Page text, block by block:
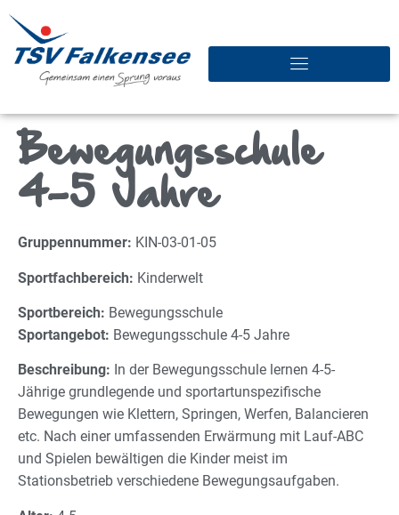
Bewegungsschule
4-5 Jahre
Gruppennummer: KIN-03-01-05
Sportfachbereich: Kinderwelt
Sportbereich: Bewegungsschule
Sportangebot: Bewegungsschule 4-5 Jahre
Beschreibung: In der Bewegungsschule lernen 4-5-
Jährige grundlegende und sportartunspezifische
Bewegungen wie Klettern, Springen, Werfen, Balancieren
etc. Nach einer umfassenden Erwärmung mit Lauf-ABC
und Spielen bewältigen die Kinder meist im
Stationsbetrieb verschiedene Bewegungsaufgaben.